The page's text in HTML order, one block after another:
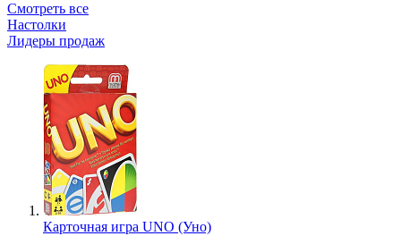
Смотреть все
Настолки
Лидеры продаж
Карточная игра UNO (Уно)